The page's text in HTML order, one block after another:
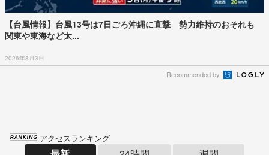
【台風情報】台風13号は7日ごろ沖縄に直撃 勢力維持のおそれも
関東や東海など太...
2026年8月3日
Recommended by
アクセスランキング